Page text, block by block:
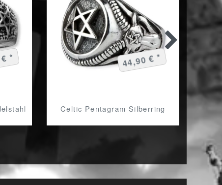
*
Celtic Pentagram Silberring
44,90 € *